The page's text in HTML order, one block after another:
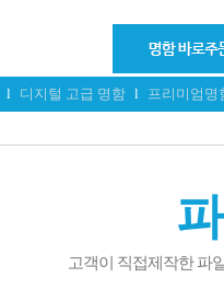
l 디지털 고급 명함 l 프리미엄명
고객이 직접제작한 파